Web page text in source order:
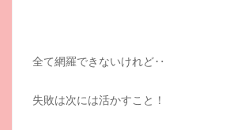
全て網羅できないけれど‥
失敗は次には活かすこと！